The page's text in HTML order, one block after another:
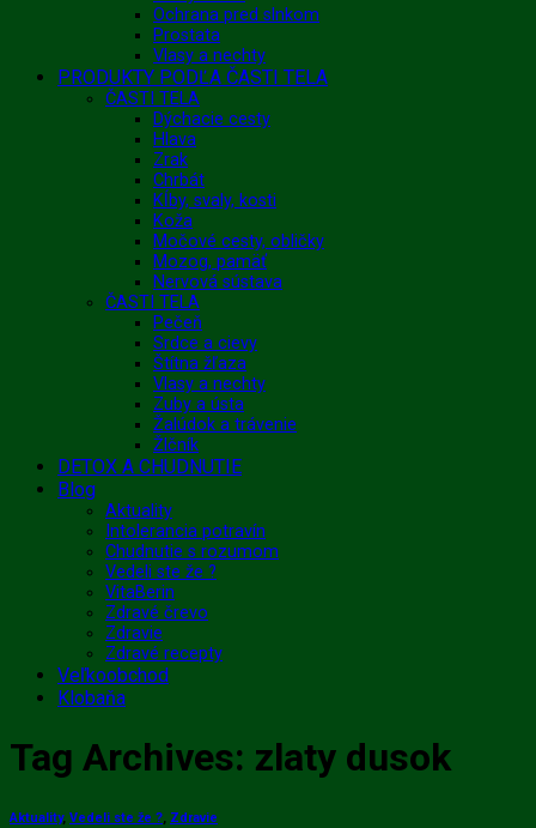
Ochrana pred slnkom
Prostata
Vlasy a nechty
PRODUKTY PODĽA ČASTI TELA
ČASTI TELA
Dýchacie cesty
Hlava
Zrak
Chrbát
Kĺby, svaly, kosti
Koža
Močové cesty, obličky
Mozog, pamäť
Nervová sústava
ČASTI TELA
Pečeň
Srdce a cievy
Štítna žľaza
Vlasy a nechty
Zuby a ústa
Žalúdok a trávenie
Žlčník
DETOX A CHUDNUTIE
Blog
Aktuality
Intolerancia potravín
Chudnutie s rozumom
Vedeli ste že ?
VitaBerin
Zdravé črevo
Zdravie
Zdravé recepty
Veľkoobchod
Klobaňa
Tag Archives: zlaty dusok
Aktuality, Vedeli ste že ?, Zdravie